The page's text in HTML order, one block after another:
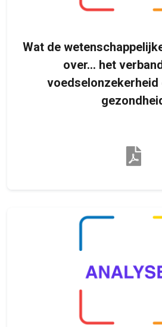
Wat de
over… het
voedselonzekerheid